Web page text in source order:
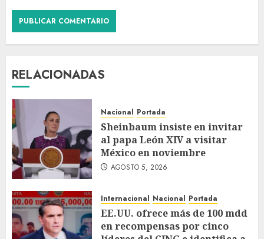
RELACIONADAS
Nacional Portada
Sheinbaum insiste en invitar
al papa León XIV a visitar
México en noviembre
AGOSTO 5, 2026
Internacional Nacional Portada
EE.UU. ofrece más de 100 mdd
en recompensas por cinco